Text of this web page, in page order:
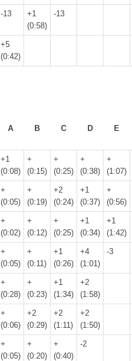
-13
+1
(0:58)
-13
+5
(0:42)
A B C D E
+1
(0:08)
+
(0:15)
+
(0:25)
+
(0:38)
+
(1:07)
+
(0:05)
+
(0:19)
+2
(0:24)
+1
(0:37)
+
(0:56)
+
(0:02)
+
(0:12)
+
(0:25)
+1
(0:34)
+1
(1:42)
+
(0:05)
+
(0:11)
+1
(0:26)
+4
(1:01)
-3
+
(0:28)
+
(0:23)
+1
(1:34)
+2
(1:58)
+
(0:06)
+2
(0:29)
+2
(1:11)
+2
(1:50)
+
(0:05)
+
(0:20)
+
(0:40)
-2